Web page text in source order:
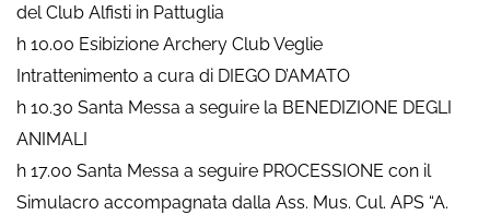
del Club Alfisti in Pattuglia
h 10.00 Esibizione Archery Club Veglie
Intrattenimento a cura di DIEGO D’AMATO
h 10.30 Santa Messa a seguire la BENEDIZIONE DEGLI
ANIMALI
h 17.00 Santa Messa a seguire PROCESSIONE con il
Simulacro accompagnata dalla Ass. Mus. Cul. APS “A.